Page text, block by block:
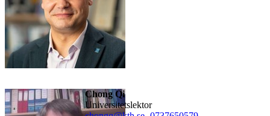
Chong Qi
universitetslektor